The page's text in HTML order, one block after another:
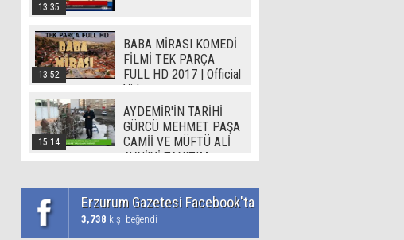
13:35
13:52
BABA MİRASI KOMEDİ
FİLMİ TEK PARÇA
FULL HD 2017 | Official
Video
15:14
AYDEMİR'İN TARİHİ
GÜRCÜ MEHMET PAŞA
CAMİİ VE MÜFTÜ ALİ
AVNİ'Yİ TANITIM
Erzurum Gazetesi Facebook'ta
3,738 kişi beğendi